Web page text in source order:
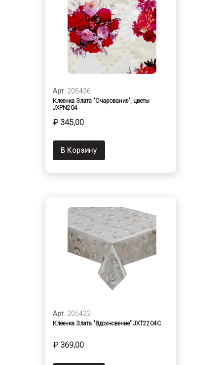
Арт. 205436
Клеенка Злата "Очарование", цветы
JXPN204
₽ 345,00
В Корзину
Арт. 205422
Клеенка Злата "Вдохновение" JXT2204C
₽ 369,00